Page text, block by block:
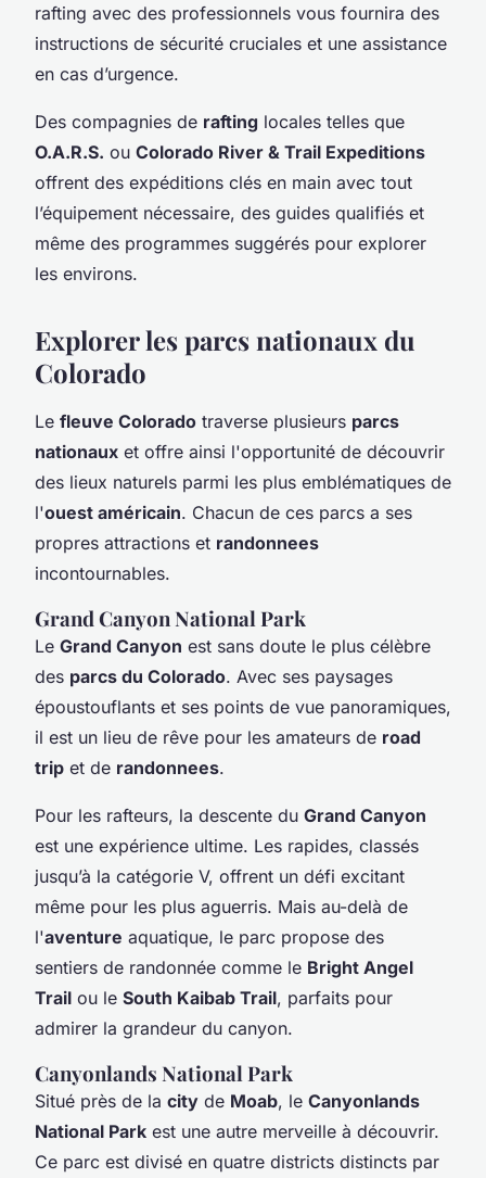
rafting avec des professionnels vous fournira des
instructions de sécurité cruciales et une assistance
en cas d’urgence.
Des compagnies de rafting locales telles que
O.A.R.S. ou Colorado River & Trail Expeditions
offrent des expéditions clés en main avec tout
l’équipement nécessaire, des guides qualifiés et
même des programmes suggérés pour explorer
les environs.
Explorer les parcs nationaux du
Colorado
Le fleuve Colorado traverse plusieurs parcs
nationaux et offre ainsi l'opportunité de découvrir
des lieux naturels parmi les plus emblématiques de
l'ouest américain. Chacun de ces parcs a ses
propres attractions et randonnees
incontournables.
Grand Canyon National Park
Le Grand Canyon est sans doute le plus célèbre
des parcs du Colorado. Avec ses paysages
époustouflants et ses points de vue panoramiques,
il est un lieu de rêve pour les amateurs de road
trip et de randonnees.
Pour les rafteurs, la descente du Grand Canyon
est une expérience ultime. Les rapides, classés
jusqu’à la catégorie V, offrent un défi excitant
même pour les plus aguerris. Mais au-delà de
l'aventure aquatique, le parc propose des
sentiers de randonnée comme le Bright Angel
Trail ou le South Kaibab Trail, parfaits pour
admirer la grandeur du canyon.
Canyonlands National Park
Situé près de la city de Moab, le Canyonlands
National Park est une autre merveille à découvrir.
Ce parc est divisé en quatre districts distincts par